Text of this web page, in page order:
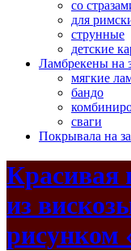
со
для
струнные
детские
Ламбрекены на
мягкие
бандо
сваги
Покрывала на
Красивая
из
рисунком